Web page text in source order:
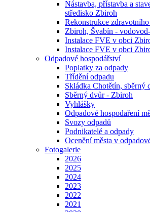
Nástavba, přístavba a
středisko Zbiroh
Rekonstrukce
Zbiroh, Švabín -
Instalace FVE v obci
Instalace FVE v obci
Odpadové hospodářství
Poplatky za odpady
Třídění odpadu
Skládka Chotětín, sběrný
Sběrný dvůr - Zbiroh
Vyhlášky
Odpadové hospodaření
Svozy odpadů
Podnikatelé a odpady
Ocenění města v
Fotogalerie
2026
2025
2024
2023
2022
2021